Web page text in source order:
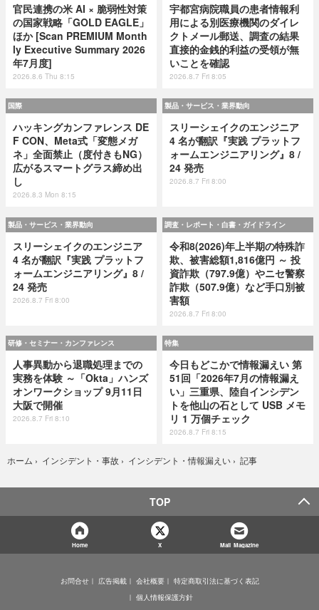
官民連携の米 AI × 脆弱性対策
の国家戦略「GOLD EAGLE」
ほか [Scan PREMIUM Month
ly Executive Summary 2026
年7月度]
2026.8.6 Thu 8:15
宇都宮病院職員の患者情報利
用による別医療機関のダイレ
クトメール郵送、調査の結果
直接的金銭的利益の受領が無
いことを確認
2026.8.7 Fri 8:05
国際
ハッキングカンファレンス DE
F CON、Meta式「変態メガ
ネ」全面禁止（度付きもNG）
広がるスマートグラス締め出
し
2026.8.3 Mon 8:15
製品・サービス・業界動向
スリーシェイクのエンジニア
4 名が翻訳『実践 プラットフ
ォームエンジニアリング』8 /
24 発売
2026.8.7 Fri 8:00
製品・サービス・業界動向
スリーシェイクのエンジニア
4 名が翻訳『実践 プラットフ
ォームエンジニアリング』8 /
24 発売
2026.8.7 Fri 8:00
調査・レポート・白書・ガイドライン
令和8(2026)年上半期の特殊詐
欺、被害総額1,816億円 ～ 投
資詐欺（797.9億）やニセ警察
詐欺（507.9億）など手口別被
害額
2026.8.7 Fri 8:00
研修・セミナー・カンファレンス
人事異動から退職処理までの
実務を体験 ～「Okta」ハンズ
オンワークショップ 9月11日
大阪で開催
2026.8.7 Fri 8:10
特集
今日もどこかで情報漏えい 第
51回「2026年7月の情報漏え
い」三重県、陸自インシデン
トを他山の石として USB メモ
リ 1 万個チェック
2026.8.7 Fri 8:15
ホーム › インシデント・事故 › インシデント・情報漏えい › 記事
TOP
Home X Mail Magazine
お問合せ 広告掲載 会社概要
特定商取引法に基づく表記
個人情報保護方針